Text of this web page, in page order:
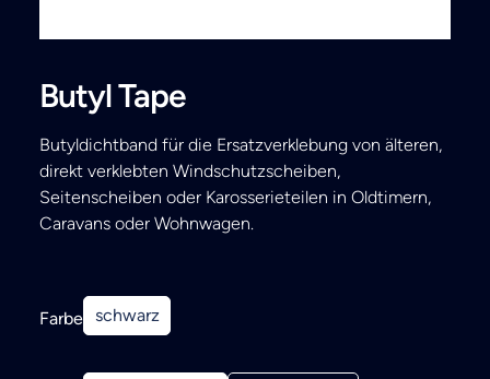
Butyl Tape
Butyldichtband für die Ersatzverklebung von älteren,
direkt verklebten Windschutzscheiben,
Seitenscheiben oder Karosserieteilen in Oldtimern,
Caravans oder Wohnwagen.
Farbe schwarz